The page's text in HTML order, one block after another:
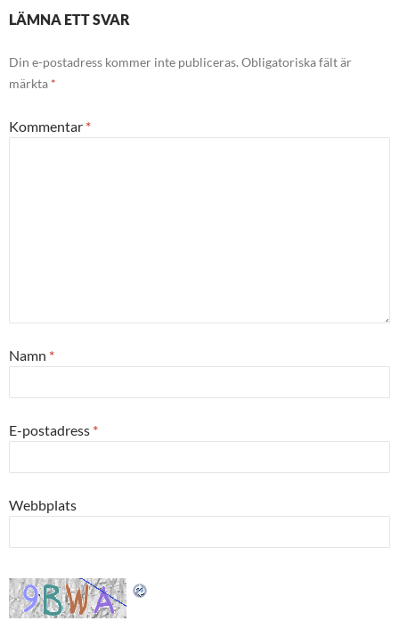
LÄMNA ETT SVAR
Din e-postadress kommer inte publiceras. Obligatoriska fält är
märkta *
Kommentar *
Namn *
E-postadress *
Webbplats